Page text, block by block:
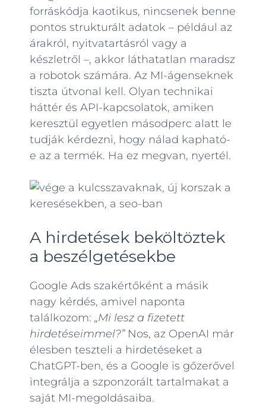
forráskódja kaotikus, nincsenek benne
pontos strukturált adatok – például az
árakról, nyitvatartásról vagy a
készletről –, akkor láthatatlan maradsz
a robotok számára. Az MI-ágenseknek
tiszta útvonal kell. Olyan technikai
háttér és API-kapcsolatok, amiken
keresztül egyetlen másodperc alatt le
tudják kérdezni, hogy nálad kapható-
e az a termék. Ha ez megvan, nyertél.
A hirdetések beköltöztek
a beszélgetésekbe
Google Ads szakértőként a másik
nagy kérdés, amivel naponta
találkozom: „Mi lesz a fizetett
hirdetéseimmel?”Nos, az OpenAI már
élesben teszteli a hirdetéseket a
ChatGPT-ben, és a Google is gőzerővel
integrálja a szponzorált tartalmakat a
saját MI-megoldásaiba.